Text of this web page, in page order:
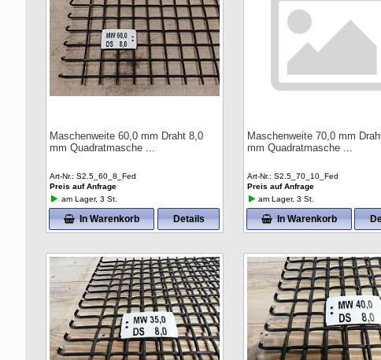
Maschenweite 60,0 mm Draht 8,0
mm Quadratmasche
Art-Nr. S2.5_60_8_Fed
Preis auf Anfrage
am Lager, 3 St.
In Warenkorb Details
Maschenweite 70,0 mm
mm Quadratmasche
Art-Nr.
S2.5_70_10_Fed
Preis auf Anfrage
am Lager, 3 St.
In Warenkorb